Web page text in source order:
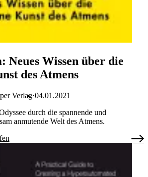
Neues Wissen über die
des Atmens
Verlag 04.01.2021
durch die spannende und
anmutende Welt des Atmens.